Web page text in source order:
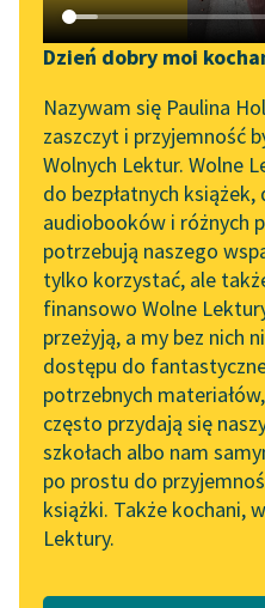
Katalog DAISY
Podkasty o książkach
Aktualności
„Prokurator Alicja Horn”
do słuchania
Byliśmy częścią AI Impact
Lab
Zapraszamy na spotkanie
online z tłumaczkami
literatury skandynawskiej
Spotkanie z Katarzyną
Tunkiel w Oslo
102. lata temu zmarł
Joseph Conrad
Dzień dobry moi
Nazywam się Paulina
zaszczyt i przyjemność
Wolnych Lektur. Wolne
do bezpłatnych książek,
audiobooków i różnych
potrzebują naszego
tylko korzystać, ale
finansowo Wolne
przeżyją, a my bez nich
dostępu do
potrzebnych
często przydają się
szkołach albo nam
po prostu do
książki. Także kochani,
Lektury.